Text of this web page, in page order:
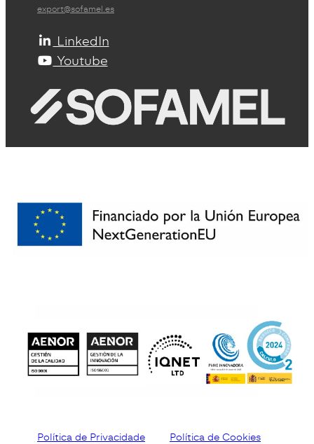
export@sofamel.es
LinkedIn
Youtube
Política de Privacidade Política de Cookies